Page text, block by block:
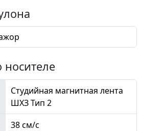
Студийная магнитная лента
ШХЗ Тип 2
38 см/с